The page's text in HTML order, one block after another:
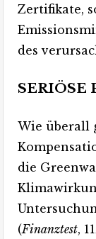
Zertifikate,
des
SERIÖSE
Wie überall
die
(Finanztest,